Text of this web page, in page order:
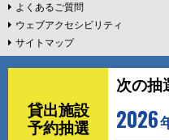
本
文
へ
よくあるご質問
ウェブアクセシビリティ
サイトマップ
ピ
貸出施設
予約抽選
次の抽
2026